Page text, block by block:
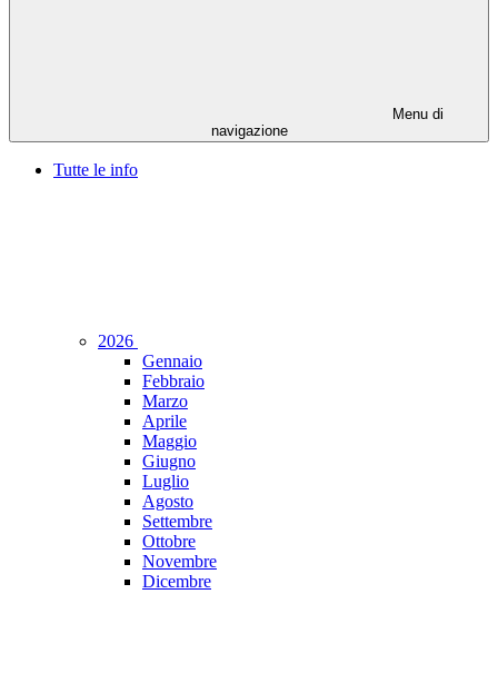
Menu di
navigazione
Tutte le info
2026
Gennaio
Febbraio
Marzo
Aprile
Maggio
Giugno
Luglio
Agosto
Settembre
Ottobre
Novembre
Dicembre